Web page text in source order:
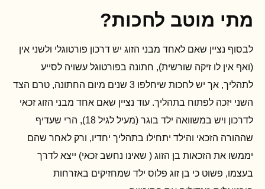
מתי מוטב לחכות?
לבסוף נציין שאם לאחד מבני הזוג יש דרכון פורטוגלי ולשני אין
(ואף אין לו זיקה שורשית), חתונה בפורטוגל עשויה לסייע
לתהליך, אך יש לחכות שיחלפו 3 שנים מיום החתונה, טרם הצד
השני יזכה לפתוח בתהליך. עוד נציין שאם אחד מבני הזוג זכאי
לדרכון ויש במשוואה ילד בוגר (מעיל לגיל 18), הרי שעדיף
שההורה הזכאי והילד יתחילו בתהליך יחדיו, ורק לאחר שהם
יממשו את הזכאות בן הזוג ( שאינו נחשב זכאי) ייצא לדרך
בעצמו, פשוט כי בן זוג פלוס ילד שמחזיקים באזרחות